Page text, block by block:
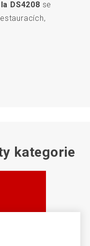
DS4208 se
kategorie